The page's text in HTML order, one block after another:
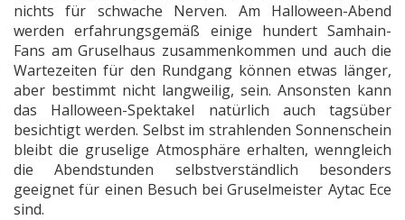
nichts für schwache Nerven. Am Halloween-Abend
werden erfahrungsgemäß einige hundert Samhain-
Fans am Gruselhaus zusammenkommen und auch die
Wartezeiten für den Rundgang können etwas länger,
aber bestimmt nicht langweilig, sein. Ansonsten kann
das Halloween-Spektakel natürlich auch tagsüber
besichtigt werden. Selbst im strahlenden Sonnenschein
bleibt die gruselige Atmosphäre erhalten, wenngleich
die Abendstunden selbstverständlich besonders
geeignet für einen Besuch bei Gruselmeister Aytac Ece
sind.